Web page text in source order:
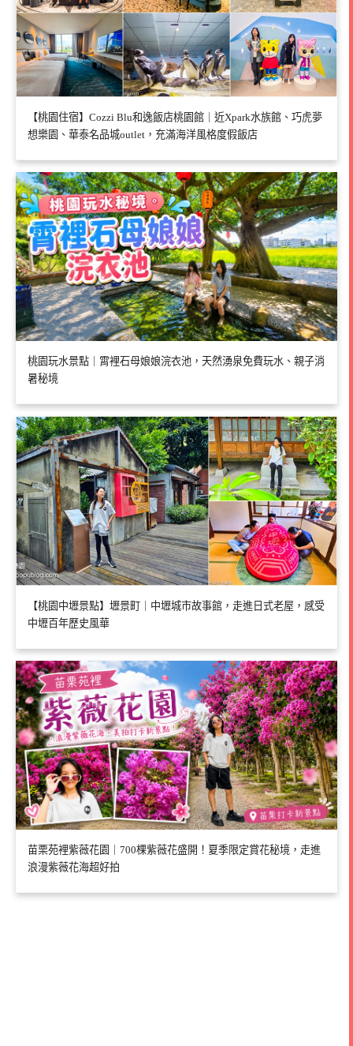
【桃園住宿】Cozzi Blu和逸飯店桃園館｜近Xpark水族館、巧虎夢
想樂園、華泰名品城outlet，充滿海洋風格度假飯店
桃園玩水景點｜霄裡石母娘娘浣衣池，天然湧泉免費玩水、親子消
暑秘境
【桃園中壢景點】壢景町｜中壢城市故事館，走進日式老屋，感受
中壢百年歷史風華
苗栗苑裡紫薇花園｜700棵紫薇花盛開！夏季限定賞花秘境，走進
浪漫紫薇花海超好拍